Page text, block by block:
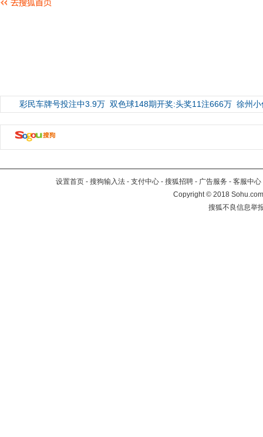
彩民车牌号投注中3.9万 双色球148期开奖:头奖11注666万 徐州
设置首页 - 搜狗输入法 - 支付中心 - 搜狐招聘 - 广告服务 - 客服中心
Copyright©2018
搜狐不良信息举